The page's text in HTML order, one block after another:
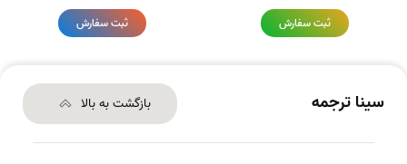
ثبت سفارش ثبت سفارش
سینا ترجمه بازگشت به بالا